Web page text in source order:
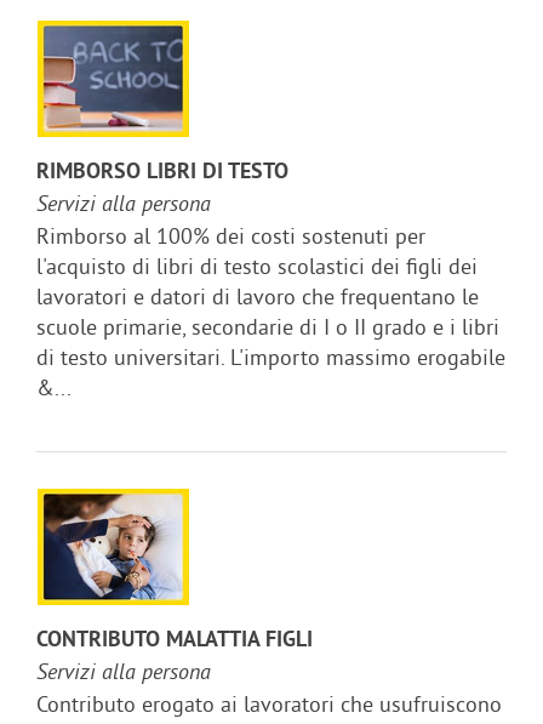
RIMBORSO LIBRI DI TESTO
Servizi alla persona
Rimborso al 100% dei costi sostenuti per
l'acquisto di libri di testo scolastici dei figli dei
lavoratori e datori di lavoro che frequentano le
scuole primarie, secondarie di I o II grado e i libri
di testo universitari. L'importo massimo erogabile
&...
CONTRIBUTO MALATTIA FIGLI
Servizi alla persona
Contributo erogato ai lavoratori che usufruiscono